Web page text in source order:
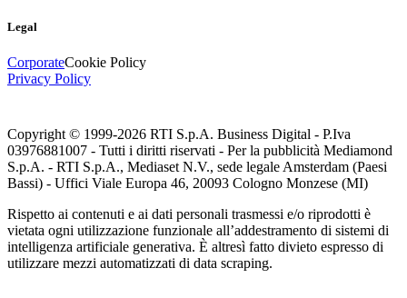
Legal
CorporateCookie Policy
Privacy Policy
Copyright © 1999-2026 RTI S.p.A. Business Digital - P.Iva
03976881007 - Tutti i diritti riservati - Per la pubblicità Mediamond
S.p.A. - RTI S.p.A., Mediaset N.V., sede legale Amsterdam (Paesi
Bassi) - Uffici Viale Europa 46, 20093 Cologno Monzese (MI)
Rispetto ai contenuti e ai dati personali trasmessi e/o riprodotti è
vietata ogni utilizzazione funzionale all’addestramento di sistemi di
intelligenza artificiale generativa. È altresì fatto divieto espresso di
utilizzare mezzi automatizzati di data scraping.